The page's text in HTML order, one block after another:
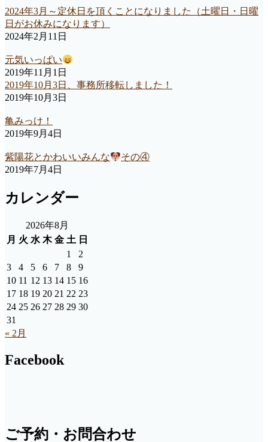
2024年3月～定休日を頂くことになりました（土曜日・日曜
日がお休みになります）
2024年2月11日
元気いっぱい
2019年11月1日
2019年10月3日、事務所移転しました！
2019年10月3日
亀みっけ！
2019年9月4日
紫陽花とかわいいみんな
その④
2019年7月4日
カレンダー
2026年8月
月 火 水 木 金 土 日
1
2
3
4 5 6 7 8
9
10 11 12 13 14 15 16
17 18 19 20 21 22 23
24 25 26 27 28 29 30
31
« 2月
Facebook
ご予約・お問合わせ